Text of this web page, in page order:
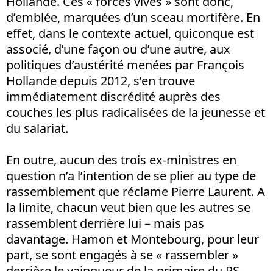
d’emblée, marquées d’un sceau mortifère. En
effet, dans le contexte actuel, quiconque est
associé, d’une façon ou d’une autre, aux
politiques d’austérité menées par François
Hollande depuis 2012, s’en trouve
immédiatement discrédité auprès des
couches les plus radicalisées de la jeunesse et
du salariat.
En outre, aucun des trois ex-ministres en
question n’a l’intention de se plier au type de
rassemblement que réclame Pierre Laurent. A
la limite, chacun veut bien que les autres se
rassemblent derrière lui – mais pas
davantage. Hamon et Montebourg, pour leur
part, se sont engagés à se « rassembler »